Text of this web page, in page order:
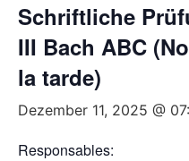
Schriftliche
III Bach ABC
la tarde)
Dezember 11, 2025 @
Responsables: